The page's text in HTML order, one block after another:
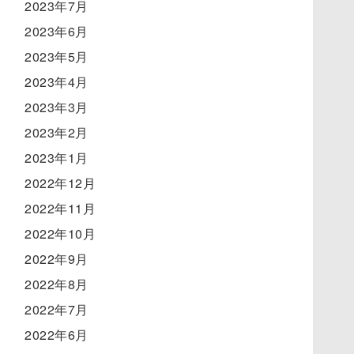
2023年7月
2023年6月
2023年5月
2023年4月
2023年3月
2023年2月
2023年1月
2022年12月
2022年11月
2022年10月
2022年9月
2022年8月
2022年7月
2022年6月